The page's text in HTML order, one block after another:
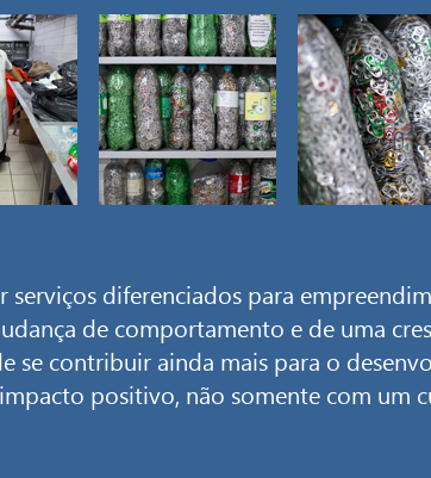
serviços diferenciados para
de comportamento e de uma
se contribuir ainda mais para o
positivo, não somente com um